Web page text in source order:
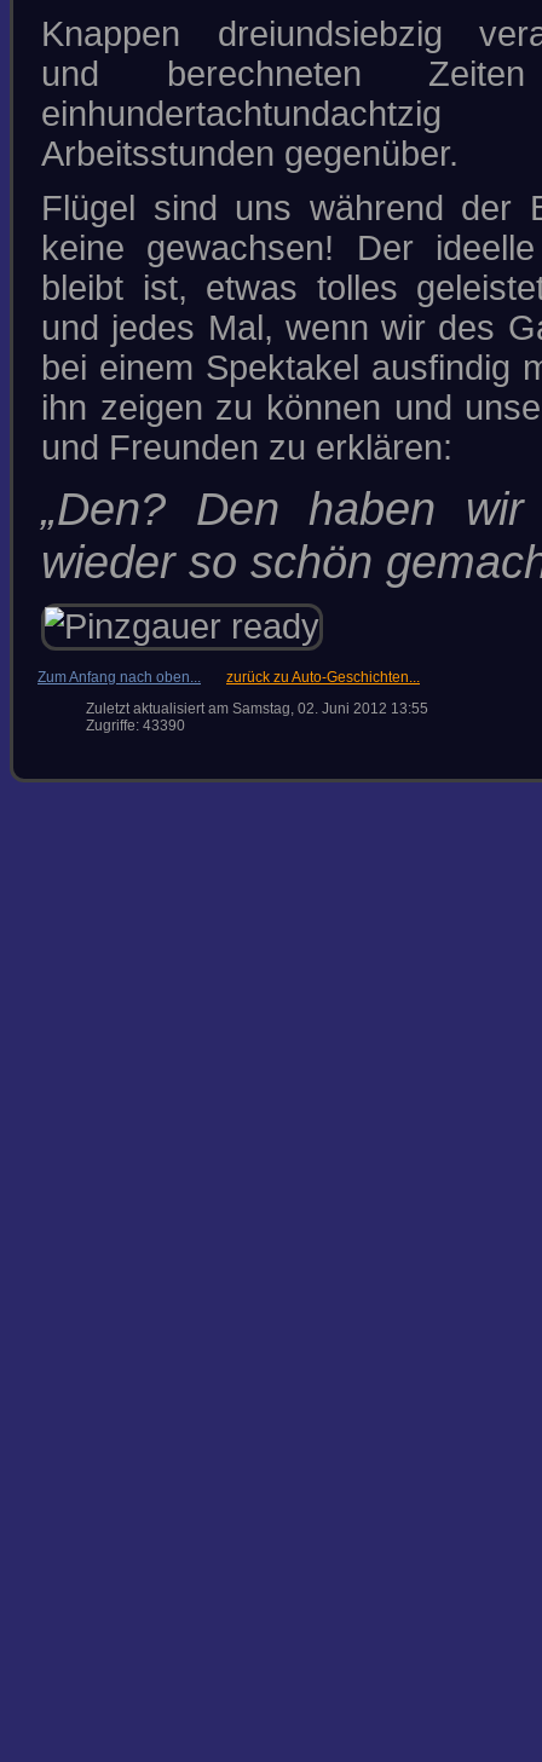
Knappen dreiundsiebzig
und berechneten
einhundertachtundachtzig
Arbeitsstunden gegenüber.
Flügel sind uns während der
keine gewachsen! Der
bleibt ist, etwas tolles
und jedes Mal, wenn wir des
bei einem Spektakel ausfindig
ihn zeigen zu können und
und Freunden zu erklären:
„Den? Den haben
wieder so schön
Zum Anfang nach oben...
zurück zu Auto-Geschichten...
Zuletzt aktualisiert am Samstag, 02. Juni 2012 13:55
Zugriffe: 43390